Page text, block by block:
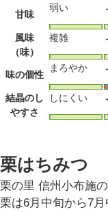
甘味
弱い
風味
（味）
複雑
味の個性
まろやか
結晶のし
やすさ
しにくい
栗はちみつ
栗の里 信州小布施
栗は6月中旬から7